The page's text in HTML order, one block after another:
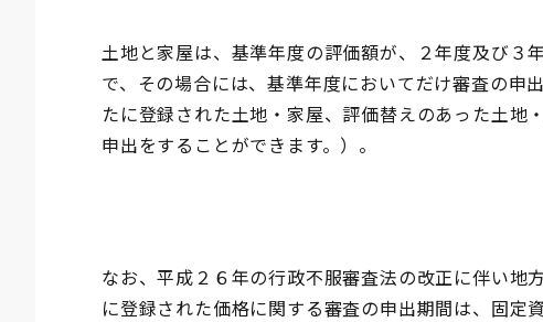
土地と家屋は、基準年度の評価額が、２年度及び３
で、その場合には、基準年度においてだけ審査の申
たに登録された土地・家屋、評価替えのあった土地
申出をすることができます。）。
なお、平成２６年の行政不服審査法の改正に伴い地
に登録された価格に関する審査の申出期間は、固定